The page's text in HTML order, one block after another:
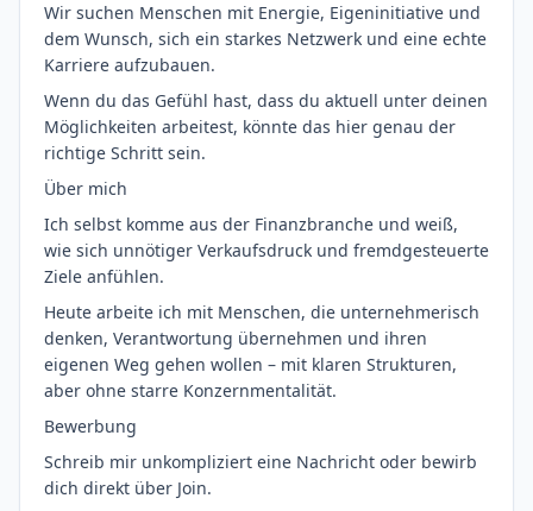
Wir suchen Menschen mit Energie, Eigeninitiative und
dem Wunsch, sich ein starkes Netzwerk und eine echte
Karriere aufzubauen.
Wenn du das Gefühl hast, dass du aktuell unter deinen
Möglichkeiten arbeitest, könnte das hier genau der
richtige Schritt sein.
Über mich
Ich selbst komme aus der Finanzbranche und weiß,
wie sich unnötiger Verkaufsdruck und fremdgesteuerte
Ziele anfühlen.
Heute arbeite ich mit Menschen, die unternehmerisch
denken, Verantwortung übernehmen und ihren
eigenen Weg gehen wollen – mit klaren Strukturen,
aber ohne starre Konzernmentalität.
Bewerbung
Schreib mir unkompliziert eine Nachricht oder bewirb
dich direkt über Join.